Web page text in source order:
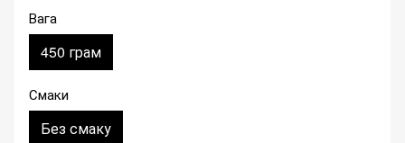
Вага
450 грам
Смаки
Без смаку